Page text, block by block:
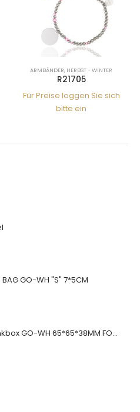
ARMBÄNDER, HERBST - WINTER
R21705
Für Preise loggen Sie sich
bitte ein
BAG GO-WH "S" 7*5CM
BERNS Geschenkbox GO-WH 65*65*38MM FOR SMALL SETS